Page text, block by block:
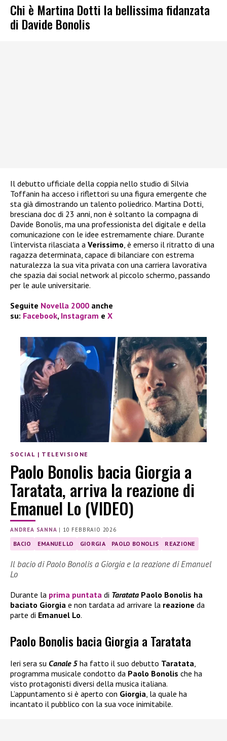
Chi è Martina Dotti la bellissima fidanzata
di Davide Bonolis
Il debutto ufficiale della coppia nello studio di Silvia
Toffanin ha acceso i riflettori su una figura emergente che
sta già dimostrando un talento poliedrico. Martina Dotti,
bresciana doc di 23 anni, non è soltanto la compagna di
Davide Bonolis, ma una professionista del digitale e della
comunicazione con le idee estremamente chiare. Durante
l’intervista rilasciata a Verissimo, è emerso il ritratto di una
ragazza determinata, capace di bilanciare con estrema
naturalezza la sua vita privata con una carriera lavorativa
che spazia dai social network al piccolo schermo, passando
per le aule universitarie.
Seguite Novella 2000 anche
su: Facebook, Instagram e X
SOCIAL | TELEVISIONE
Paolo Bonolis bacia Giorgia a
Taratata, arriva la reazione di
Emanuel Lo (VIDEO)
ANDREA SANNA | 10 FEBBRAIO 2026
BACIO EMANUEL LO GIORGIA PAOLO BONOLIS REAZIONE
Il bacio di Paolo Bonolis a Giorgia e la reazione di Emanuel
Lo
Durante la prima puntata di Taratata Paolo Bonolis ha
baciato Giorgia e non tardata ad arrivare la reazione da
parte di Emanuel Lo.
Paolo Bonolis bacia Giorgia a Taratata
Ieri sera su Canale 5 ha fatto il suo debutto Taratata
programma musicale condotto da Paolo Bonolis che ha
visto protagonisti diversi della musica italiana.
L’appuntamento si è aperto con Giorgia , la quale ha
incantato il pubblico con la sua voce inimitabile.